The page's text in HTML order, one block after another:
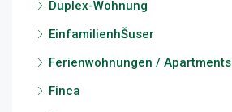
Duplex-Wohnung
EinfamilienhŠuser
Ferienwohnungen / Apartments
Finca